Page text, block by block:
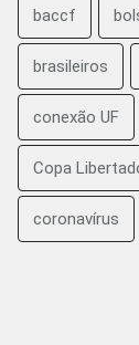
baccf
brasileiros
conexão UF
Copa
coronavírus